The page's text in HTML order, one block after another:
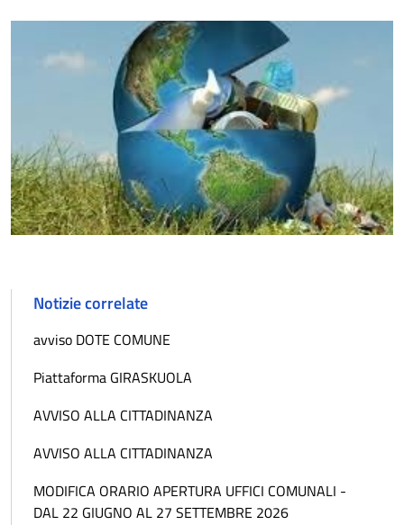
Notizie correlate
avviso DOTE COMUNE
Piattaforma GIRASKUOLA
AVVISO ALLA CITTADINANZA
AVVISO ALLA CITTADINANZA
MODIFICA ORARIO APERTURA UFFICI COMUNALI -
DAL 22 GIUGNO AL 27 SETTEMBRE 2026